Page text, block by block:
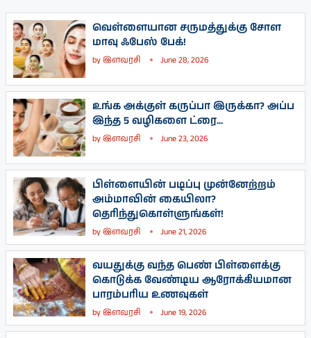
வெள்ளையான சருமத்துக்கு சோள
மாவு ஃபேஸ் பேக்!
byஇளவரசி June 28, 2026
உங்க அக்குள் கருப்பா இருக்கா? அப்ப
இந்த 5 வழிகளை ட்ரை...
byஇளவரசி June 23, 2026
பிள்ளையின் படிப்பு முன்னேற்றம்
அம்மாவின் கையிலா?
தெரிந்துகொள்ளுங்கள்!
byஇளவரசி June 21, 2026
வயதுக்கு வந்த பெண் பிள்ளைக்கு
கொடுக்க வேண்டிய ஆரோக்கியமான
பாரம்பரிய உணவுகள்
byஇளவரசி June 19, 2026